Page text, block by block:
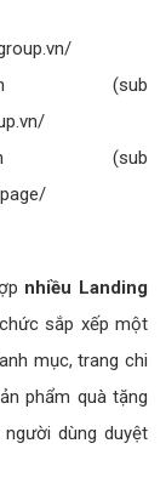
(sub
(sub
nhiều Landing
sắp xếp một
mục, trang chi
phẩm quà tặng
dùng duyệt